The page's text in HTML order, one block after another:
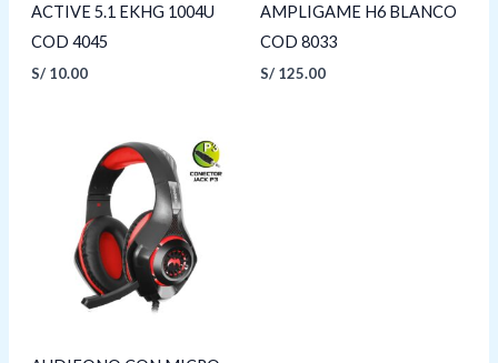
ACTIVE 5.1 EKHG 1004U
COD 4045
S/10.00
AMPLIGAME H6 BLANCO
COD 8033
S/ 125.00